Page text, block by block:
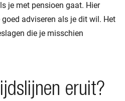
je met pensioen gaat. Hier
adviseren als je dit wil. Het
die je misschien
eruit?